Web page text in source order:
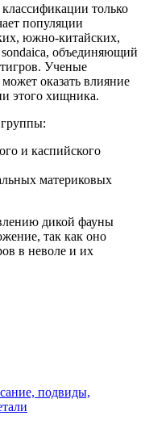
только
популяции
южно-китайских,
объединяющий
Ученые
оказать влияние
этого хищника.
и каспийского
материковых
дикой фауны
так как оно
в неволе и их
подвиды,